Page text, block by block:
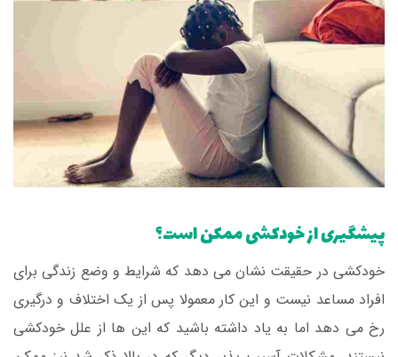
پیشگیری از خودکشی ممکن است؟
خودکشی در حقیقت نشان می دهد که شرایط و وضع زندگی برای
افراد مساعد نیست و این کار معمولا پس از یک اختلاف و درگیری
رخ می دهد اما به یاد داشته باشید که این ها از علل خودکشی